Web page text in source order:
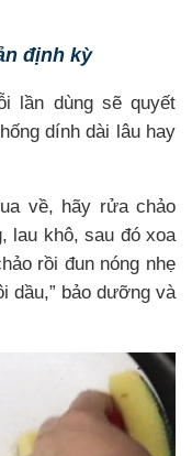
định kỳ
lần dùng sẽ quyết
dính dài lâu hay
về, hãy rửa chảo
lau khô, sau đó xoa
rồi đun nóng nhẹ
dầu,” bảo dưỡng và